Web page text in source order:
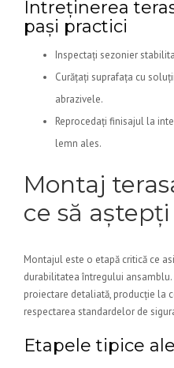
Întreținerea
pași practici
Inspectați sezonier
Curățați suprafața cu
abrazivele.
Reprocedați finisajul la
lemn ales.
Montaj
ce să aștepți
Montajul este o etapă critică ce
durabilitatea întregului
proiectare detaliată, producție la
respectarea standardelor de
Etapele tipice